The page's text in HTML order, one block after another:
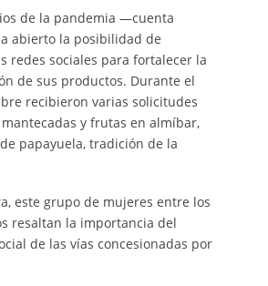
de la pandemia —cuenta
abierto la posibilidad de
redes sociales para fortalecer la
de sus productos. Durante el
recibieron varias solicitudes
y frutas en almíbar,
papayuela, tradición de la
este grupo de mujeres entre los
resaltan la importancia del
de las vías concesionadas por